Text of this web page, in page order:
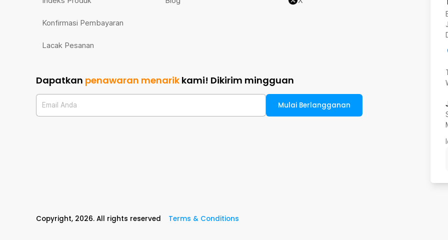
Konfirmasi Pembayaran
Lacak Pesanan
Dapatkan penawaran menarik kami! Dikirim mingguan
Email Anda Mulai Berlangganan
Copyright, 2026. All rights reserved Terms & Conditions